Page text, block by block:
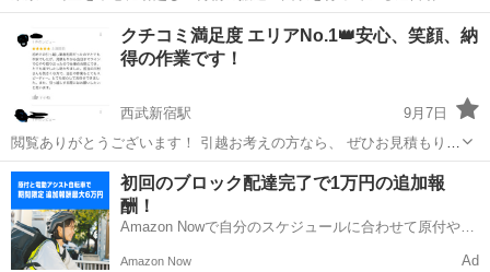
センターです。 即日対応、当日中に伺えます！ 単身からファミリータ
イプの引越し・搬送・回収お任せください！ 東京都足立区にてリサイ
クルショップを直営している...
東新宿駅 引っ越し
クチコミ満足度 エリアNo.1👑安心、笑顔、納
得の作業です！
西武新宿駅
9月7日
閲覧ありがとうございます！ 引越お考えの方なら、 ぜひお見積もりさ
せてください！！ クチコミ満足度 エリアNo. 1！！ GoogleでASNひっ
こしサポートと ぜひ検索してみてください！ 単身引越21600円〜 ご家
族...
東京 新宿区 西武新宿駅 引っ越し 料金
初回のブロック配達完了で1万円の追加報
酬！
Amazon Nowで自分のスケジュールに合わせて原付や電
Amazon Now Ad